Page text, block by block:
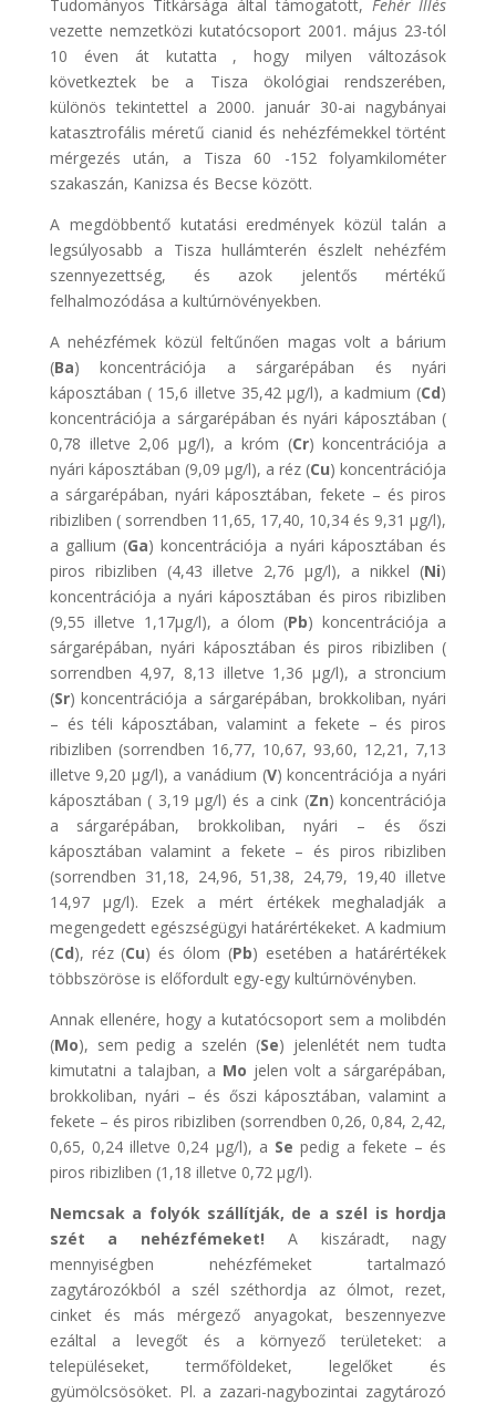
Tudományos Titkársága által támogatott, Fehér Illés
vezette nemzetközi kutatócsoport 2001. május 23-tól
10 éven át kutatta , hogy milyen változások
következtek be a Tisza ökológiai rendszerében,
különös tekintettel a 2000. január 30-ai nagybányai
katasztrofális méretű cianid és nehézfémekkel történt
mérgezés után, a Tisza 60 -152 folyamkilométer
szakaszán, Kanizsa és Becse között.
A megdöbbentő kutatási eredmények közül talán a
legsúlyosabb a Tisza hullámterén észlelt nehézfém
szennyezettség, és azok jelentős mértékű
felhalmozódása a kultúrnövényekben.
A nehézfémek közül feltűnően magas volt a bárium
(Ba) koncentrációja a sárgarépában és nyári
káposztában ( 15,6 illetve 35,42 μg/l), a kadmium (Cd)
koncentrációja a sárgarépában és nyári káposztában (
0,78 illetve 2,06 μg/l), a króm (Cr) koncentrációja a
nyári káposztában (9,09 μg/l), a réz (Cu) koncentrációja
a sárgarépában, nyári káposztában, fekete – és piros
ribizliben ( sorrendben 11,65, 17,40, 10,34 és 9,31 μg/l),
a gallium (Ga) koncentrációja a nyári káposztában és
piros ribizliben (4,43 illetve 2,76 μg/l), a nikkel (Ni)
koncentrációja a nyári káposztában és piros ribizliben
(9,55 illetve 1,17μg/l), a ólom (Pb) koncentrációja a
sárgarépában, nyári káposztában és piros ribizliben (
sorrendben 4,97, 8,13 illetve 1,36 μg/l), a stroncium
(Sr) koncentrációja a sárgarépában, brokkoliban, nyári
– és téli káposztában, valamint a fekete – és piros
ribizliben (sorrendben 16,77, 10,67, 93,60, 12,21, 7,13
illetve 9,20 μg/l), a vanádium (V) koncentrációja a nyári
káposztában ( 3,19 μg/l) és a cink (Zn) koncentrációja
a sárgarépában, brokkoliban, nyári – és őszi
káposztában valamint a fekete – és piros ribizliben
(sorrendben 31,18, 24,96, 51,38, 24,79, 19,40 illetve
14,97 μg/l). Ezek a mért értékek meghaladják a
megengedett egészségügyi határértékeket. A kadmium
(Cd), réz (Cu) és ólom (Pb) esetében a határértékek
többszöröse is előfordult egy-egy kultúrnövényben.
Annak ellenére, hogy a kutatócsoport sem a molibdén
(Mo), sem pedig a szelén (Se) jelenlétét nem tudta
kimutatni a talajban, a Mo jelen volt a sárgarépában,
brokkoliban, nyári – és őszi káposztában, valamint a
fekete – és piros ribizliben (sorrendben 0,26, 0,84, 2,42,
0,65, 0,24 illetve 0,24 μg/l), a Se pedig a fekete – és
piros ribizliben (1,18 illetve 0,72 μg/l).
Nemcsak a folyók szállítják, de a szél is hordja
szét a nehézfémeket! A kiszáradt, nagy
mennyiségben nehézfémeket tartalmazó
zagytározókból a szél széthordja az ólmot, rezet,
cinket és más mérgező anyagokat, beszennyezve
ezáltal a levegőt és a környező területeket: a
településeket, termőföldeket, legelőket és
gyümölcsösöket. Pl. a zazari-nagybozintai zagytározó